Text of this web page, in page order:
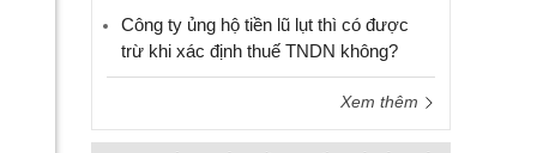
Công ty ủng hộ tiền lũ lụt thì có được
trừ khi xác định thuế TNDN không?
Xem thêm